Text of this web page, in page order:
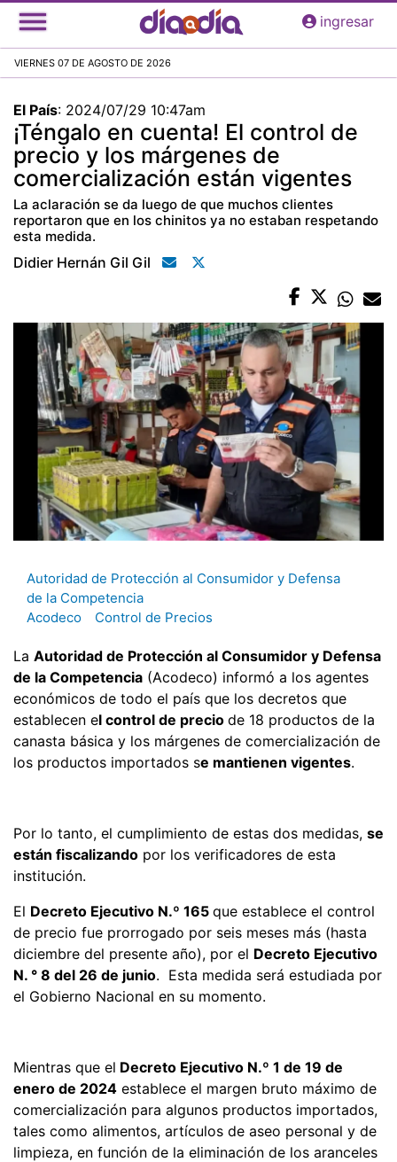
Pasar
al
principal
ingresar
VIERNES 07 DE AGOSTO DE 2026
El País: 2024/07/29 10:47am
¡Téngalo en cuenta! El control de
precio y los márgenes de
comercialización están vigentes
La aclaración se da luego de que muchos clientes
reportaron que en los chinitos ya no estaban respetando
esta medida.
Didier Hernán Gil Gil
Autoridad de Protección al Consumidor y Defensa
de la Competencia
Acodeco
Control de Precios
La Autoridad de Protección al Consumidor y Defensa
de la Competencia (Acodeco) informó a los agentes
económicos de todo el país que los decretos que
establecen el control de precio de 18 productos de la
canasta básica y los márgenes de comercialización de
los productos importados se mantienen vigentes.
Por lo tanto, el cumplimiento de estas dos medidas, se
están fiscalizando por los verificadores de esta
institución.
El Decreto Ejecutivo N.º 165 que establece el control
de precio fue prorrogado por seis meses más (hasta
diciembre del presente año), por el Decreto Ejecutivo
N. ° 8 del 26 de junio. Esta medida será estudiada por
el Gobierno Nacional en su momento.
Mientras que el Decreto Ejecutivo N.º 1 de 19 de
enero de 2024 establece el margen bruto máximo de
comercialización para algunos productos importados,
tales como alimentos, artículos de aseo personal y de
limpieza, en función de la eliminación de los aranceles